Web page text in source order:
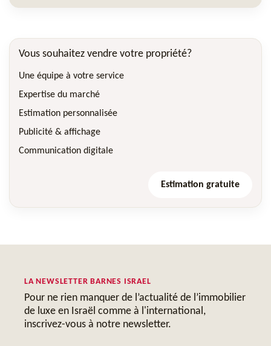
Vous souhaitez vendre votre propriété?
Une équipe à votre service
Expertise du marché
Estimation personnalisée
Publicité & affichage
Communication digitale
Estimation gratuite
LA NEWSLETTER BARNES ISRAEL
Pour ne rien manquer de l’actualité de l’immobilier
de luxe en Israël comme à l'international,
inscrivez-vous à notre newsletter.